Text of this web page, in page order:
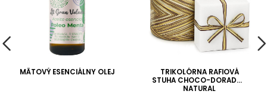
MÄTOVÝ ESENCIÁLNY OLEJ
TRIKOLÓRNA RAFIOVÁ
STUHA CHOCO-DORADO-
NATURAL